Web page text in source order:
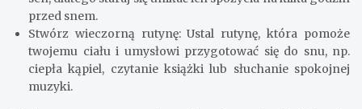
przed snem.
Stwórz wieczorną rutynę: Ustal rutynę, która pomoże
twojemu ciału i umysłowi przygotować się do snu, np.
ciepła kąpiel, czytanie książki lub słuchanie spokojnej
muzyki.